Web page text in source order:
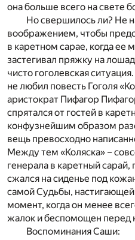
она больше всего на свете
Но свершилось ли? Не
воображением, чтобы
в каретном сарае, когда
застегивал пряжку на
чисто гоголевская
не любил повесть Гоголя
аристократ Пифагор
спрятался от гостей в
конфузнейшим образом
вещь превосходно
Между тем «Коляска» –
генерала в каретный
сжался на сиденье под
самой Судьбы,
момент, когда он менее
жалок и беспомощен перед
Воспоминания Саши: